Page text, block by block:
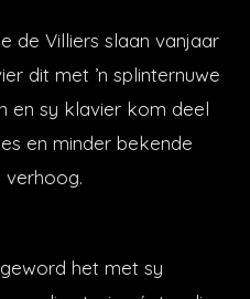
de Villiers slaan vanjaar
dit met ’n splinternuwe
en sy klavier kom deel
en minder bekende
verhoog.
het met sy